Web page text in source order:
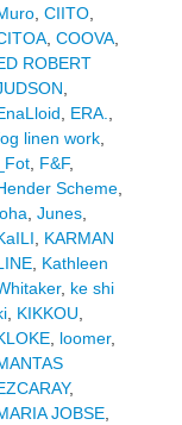
, CIITO,
, COOVA,
ROBERT
,
, ERA.,
linen work,
_Fot, F&F,
Scheme,
, Junes,
, KARMAN
, Kathleen
, ke shi
, KIKKOU,
, loomer,
,
JOBSE,